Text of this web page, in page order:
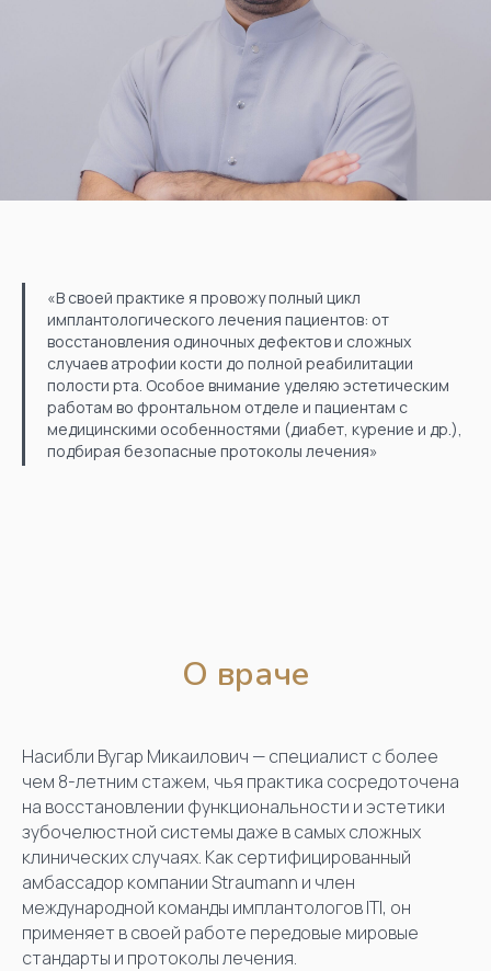
«В своей практике я провожу полный цикл
имплантологического лечения пациентов: от
восстановления одиночных дефектов и сложных
случаев атрофии кости до полной реабилитации
полости рта. Особое внимание уделяю эстетическим
работам во фронтальном отделе и пациентам с
медицинскими особенностями (диабет, курение и др.),
подбирая безопасные протоколы лечения»
О враче
Насибли Вугар Микаилович — специалист с более
чем 8-летним стажем, чья практика сосредоточена
на восстановлении функциональности и эстетики
зубочелюстной системы даже в самых сложных
клинических случаях. Как сертифицированный
амбассадор компании Straumann и член
международной команды имплантологов ITI, он
применяет в своей работе передовые мировые
стандарты и протоколы лечения.